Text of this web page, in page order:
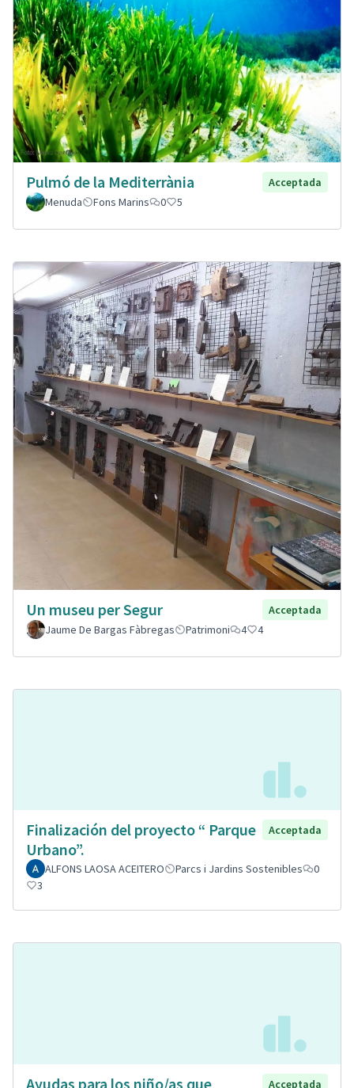
Pulmó de la Mediterrània
Acceptada
Menuda
Fons Marins 0 5
Un museu per Segur
Acceptada
Jaume De Bargas Fàbregas
Patrimoni 4 4
Finalización del proyecto “ Parque
Urbano”.
Acceptada
ALFONS LAOSA ACEITERO Parcs i Jardins Sostenibles
0
3
Ayudas para los niño/as que Acceptada